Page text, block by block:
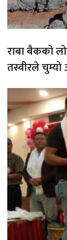
राबा बैकको
तस्वीरले